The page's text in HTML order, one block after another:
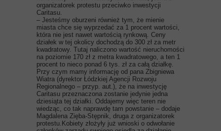
organizatorek protestu przeciwko inwestycji
Caritasu.
– Jesteśmy oburzeni również tym, że mienie
miasta chce się wyprzedać za 1 procent wartości,
która nie jest nawet wartością rynkową. Ceny
działek w tej okolicy dochodzą do 300 zł za metr
kwadratowy. Tutaj naliczono wartość nieruchomości
na poziomie 170 zł z metra kwadratowego, a ten 1
procent to nieco ponad 6 tys. zł za całą działkę.
Przy czym mamy informację od pana Zbigniewa
Wiatra (dyrektor Łódzkiej Agencji Rozwoju
Regionalnego – przyp. aut.), że na inwestycję
Caritasu przeznaczona zostanie jedynie jedna
dziesiąta tej działki. Oddajemy więc teren nie
wiedząc, co tak naprawdę tam powstanie – dodaje
Magdalena Zięba-Stępnik, druga z organizatorek
protestu.Kobiety złożyły już wnioski o odwołanie